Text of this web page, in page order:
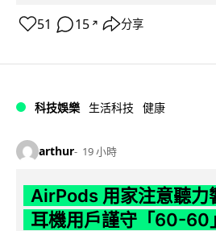
51 15 ↗ 分享
科技娛樂 生活科技 健康
arthur 19 小時
AirPods 用家注意聽力
耳機用戶謹守「60-60